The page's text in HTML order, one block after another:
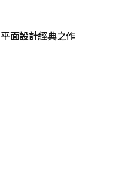
面設計經典之作